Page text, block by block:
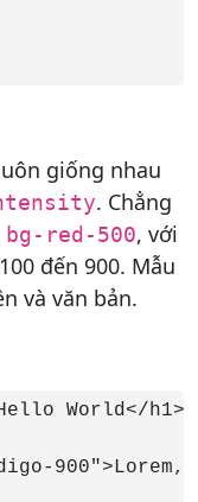
giống nhau
. Chẳng
bg-red-500, với
đến 900. Mẫu
và văn bản.
World</h1>